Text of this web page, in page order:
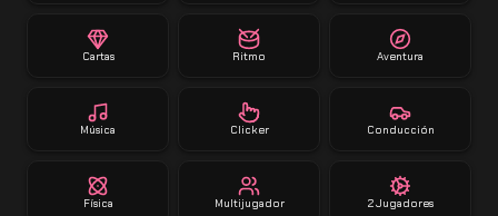
Cartas Ritmo Aventura
Música Clicker Conducción
Física Multijugador 2 Jugadores